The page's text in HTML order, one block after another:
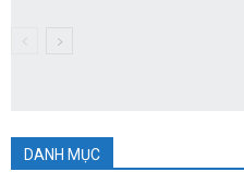
DANH MỤC